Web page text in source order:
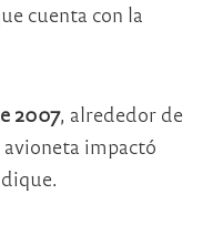
cuenta con la
2007, alrededor de
impactó